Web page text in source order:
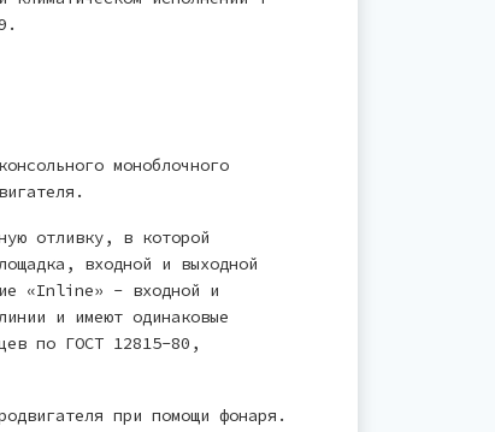
моноблочного
отливку, в которой
входной и выходной
«Inline» - входной и
и имеют одинаковые
по ГОСТ 12815-80,
при помощи фонаря.